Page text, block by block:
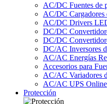
AC/DC Fuentes de
AC/DC Cargadores
AC/DC Drivers
DC/DC
DC/DC
DC/AC Inversores
AC/AC Energías
Accesorios para
AC/AC Variadores
AC/AC UPS Online
Protección